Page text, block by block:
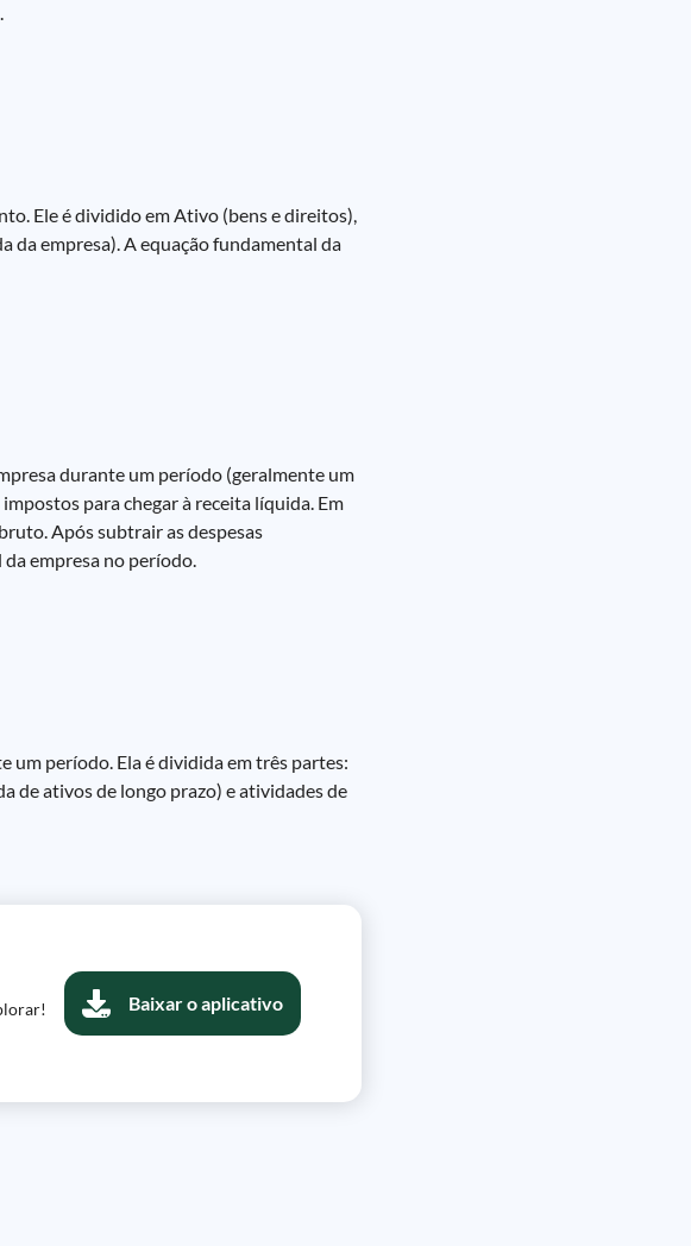
Ele é dividido em Ativo (bens e direitos),
da empresa). A equação fundamental da
durante um período (geralmente um
para chegar à receita líquida. Em
Após subtrair as despesas
empresa no período.
um período. Ela é dividida em três partes:
de ativos de longo prazo) e atividades de
Baixar o aplicativo